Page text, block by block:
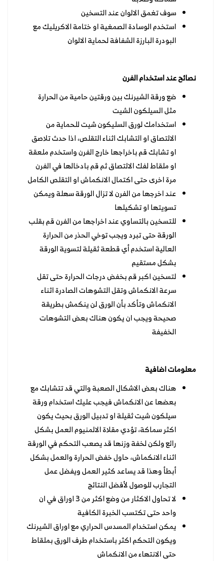
سوف تغمق الالوان عند التسخين
استخدم الوسادة الصمغية او ختامة الاكريليك مع
البودرة البارزة الشفافة لحماية الالوان
نصائح عند استخدام الفرن
ضع ورقة الشيرنك بين ورقتين حامية من الحرارة
مثل السيلكون الشيت
استخدامك لورق السليكون شيت للحماية من
الالتصاق او التشابك اثناء التقلص، اذا حدث تلاصق
او تشابك قم باخراجها خارج الفرن واستخدم ملعقة
او ملقاط لفك الالتصاق ثم قم بادخالها في الفرن
مرة اخرى حتى اكتمال الانكماش او التقلص الكامل
عند اخرجها من الفرن لا تزال الورقة سهلة ويمكن
تسويتها او تشكيلها
للتسخين بالتساوي عند اخراجها من الفرن قم بقلب
الورقة حتى تبرد ويجب توخي الحذر من الحرارة
العالية استخدم أي قطعة ثقيلة لتسوية الورقة
بشكل مستقيم
لتسخين اكبر قم بخفض درجات الحرارة حتى تقل
سرعة الانكماش وتقل التشوهات الصادرة اثناء
الانكماش وتأكد بأن الورق لن ينكمش بطريقة
صحيحة ويجب ان يكون هناك بعض التشوهات
الخفيفة
معلومات اضافية
هناك بعض الاشكال الصعبة والتي قد تتشابك مع
بعضها عن الانكماش فيجب عليك استخدام ورقة
سيلكون شيت ثقيلة او تدبيل الورق بحيث يكون
اكثر سماكة، تؤدي مقلاة الالمنيوم العمل بشكل
رائع ولكن لخفة وزنها قد يصعب التحكم في الورقة
اثناء الانكماش، حاول خفض الحرارة والعمل بشكل
أبطأ وهذا قد يساعد كثير العمل ويفضل عمل
التجارب للوصول لأفضل النتائج
لا تحاول الاكثار من وضع اكثر من 3 اوراق في ان
واحد حتى تكتسب الخبرة الكافية
يمكن استخدام المسدس الحراري مع اوراق الشيرنك
ويكون التحكم اكثر باستخدام طرف الورق بملقاط
حتى الانتهاء من الانكماش